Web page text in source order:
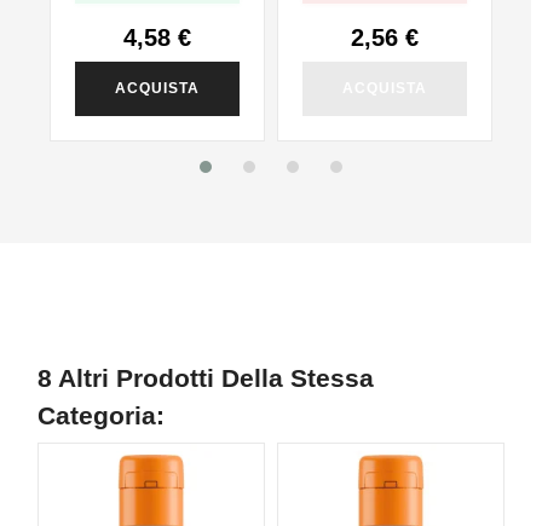
4,58 €
ACQUISTA
2,56 €
8 Altri Prodotti Della Stessa
Categoria: